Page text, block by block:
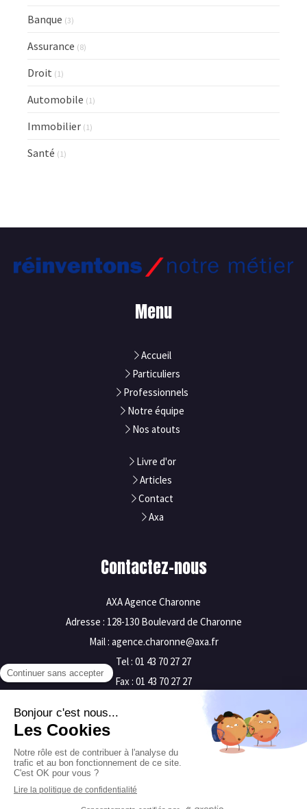
Banque (3)
Assurance (8)
Droit (1)
Automobile (1)
Immobilier (1)
Santé (1)
Menu
Accueil
Particuliers
Professionnels
Notre équipe
Nos atouts
Livre d'or
Articles
Contact
Axa
Contactez-nous
AXA Agence Charonne
Adresse : 128-130 Boulevard de Charonne
Mail : agence.charonne@axa.fr
Tel : 01 43 70 27 27
Fax : 01 43 70 27 27
Mentions légales
Plan du site